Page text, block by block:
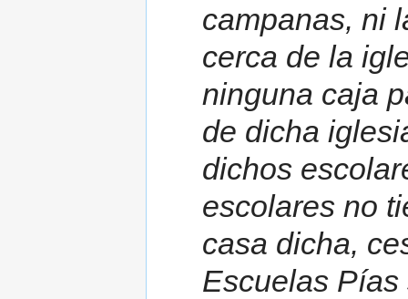
campanas, ni
cerca de la
ninguna caja
de dicha
dichos
escolares no
casa dicha,
Escuelas